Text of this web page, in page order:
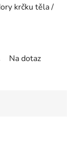
krčku těla /
Na dotaz